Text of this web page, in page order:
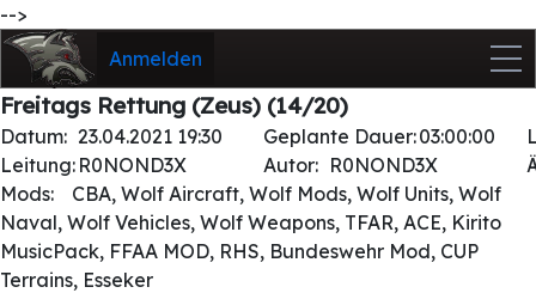
-->
Anmelden
Freitags Rettung (Zeus) (14/20)
Datum: 23.04.2021 19:30 Geplante Dauer:03:00:00
Leitung: R0NOND3X Autor: R0NOND3X
Mods:
CBA, Wolf Aircraft, Wolf Mods, Wolf Units, Wolf
Naval, Wolf Vehicles, Wolf Weapons, TFAR, ACE, Kirito
MusicPack, FFAA MOD, RHS, Bundeswehr Mod, CUP
Terrains, Esseker